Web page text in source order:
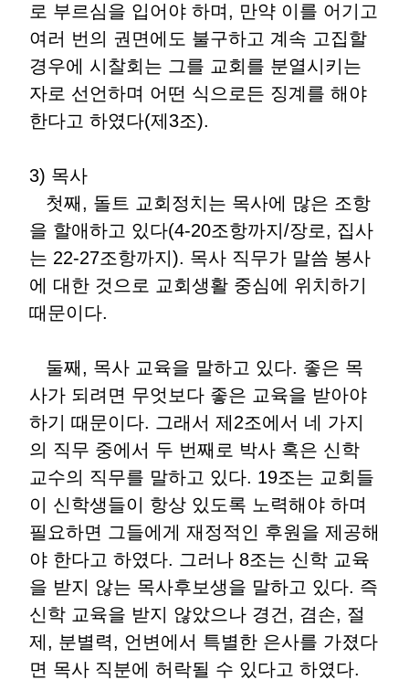
로 부르심을 입어야 하며, 만약 이를 어기고
여러 번의 권면에도 불구하고 계속 고집할
경우에 시찰회는 그를 교회를 분열시키는
자로 선언하며 어떤 식으로든 징계를 해야
한다고 하였다(제3조).
3) 목사
첫째, 돌트 교회정치는 목사에 많은 조항
을 할애하고 있다(4-20조항까지/장로, 집사
는 22-27조항까지). 목사 직무가 말씀 봉사
에 대한 것으로 교회생활 중심에 위치하기
때문이다.
둘째, 목사 교육을 말하고 있다. 좋은 목
사가 되려면 무엇보다 좋은 교육을 받아야
하기 때문이다. 그래서 제2조에서 네 가지
의 직무 중에서 두 번째로 박사 혹은 신학
교수의 직무를 말하고 있다. 19조는 교회들
이 신학생들이 항상 있도록 노력해야 하며
필요하면 그들에게 재정적인 후원을 제공해
야 한다고 하였다. 그러나 8조는 신학 교육
을 받지 않는 목사후보생을 말하고 있다. 즉
신학 교육을 받지 않았으나 경건, 겸손, 절
제, 분별력, 언변에서 특별한 은사를 가졌다
면 목사 직분에 허락될 수 있다고 하였다.